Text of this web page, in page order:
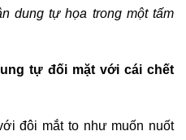
dung tự họa trong một tấm
tự đối mặt với cái chết
đôi mắt to như muốn nuốt